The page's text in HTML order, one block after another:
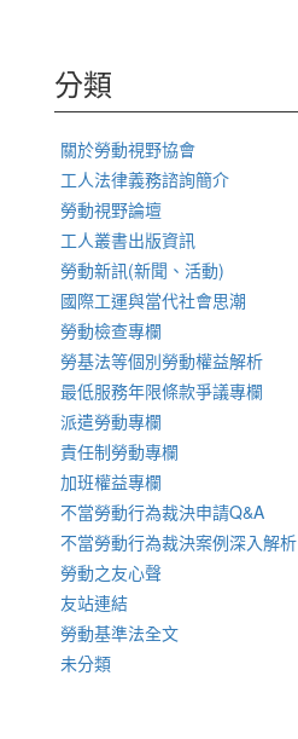
分類
關於勞動視野協會
工人法律義務諮詢簡介
勞動視野論壇
工人叢書出版資訊
勞動新訊(新聞、活動)
國際工運與當代社會思潮
勞動檢查專欄
勞基法等個別勞動權益解析
最低服務年限條款爭議專欄
派遣勞動專欄
責任制勞動專欄
加班權益專欄
不當勞動行為裁決申請Q&A
不當勞動行為裁決案例深入解析
勞動之友心聲
友站連結
勞動基準法全文
未分類